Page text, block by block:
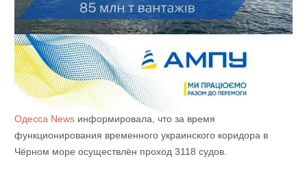
Одесса Newsинформировала, что за время
функционирования временного украинского коридора в
Чёрном море осуществлён проход 3118 судов.